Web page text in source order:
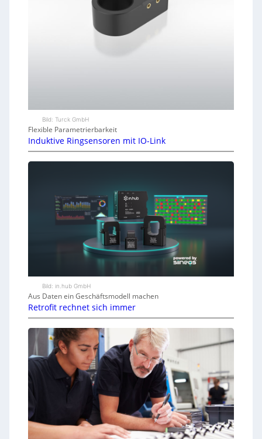
Bild: Turck GmbH
Flexible Parametrierbarkeit
Induktive Ringsensoren mit IO-Link
Bild: in.hub GmbH
Aus Daten ein Geschäftsmodell machen
Retrofit rechnet sich immer